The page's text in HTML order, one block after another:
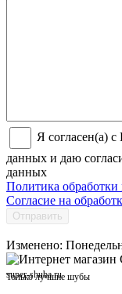
Я согласен(а)
данных и даю
данных
Политика
Согласие на
Отправить
Изменено:
super-shuba.ru
Только лучшие шубы